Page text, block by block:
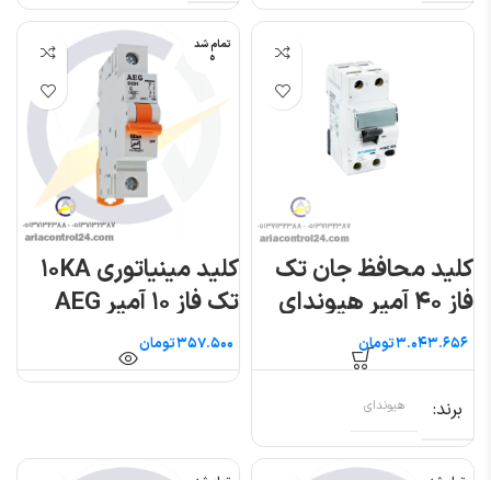
کلید محافظ جان تک
فاز ۴۰ آمپر هیوندای
تومان
برند هیوندای
تمام شد
ه
کلید مینیاتوری ۱۰KA
تک فاز ۱۰ آمپر AEG
تومان